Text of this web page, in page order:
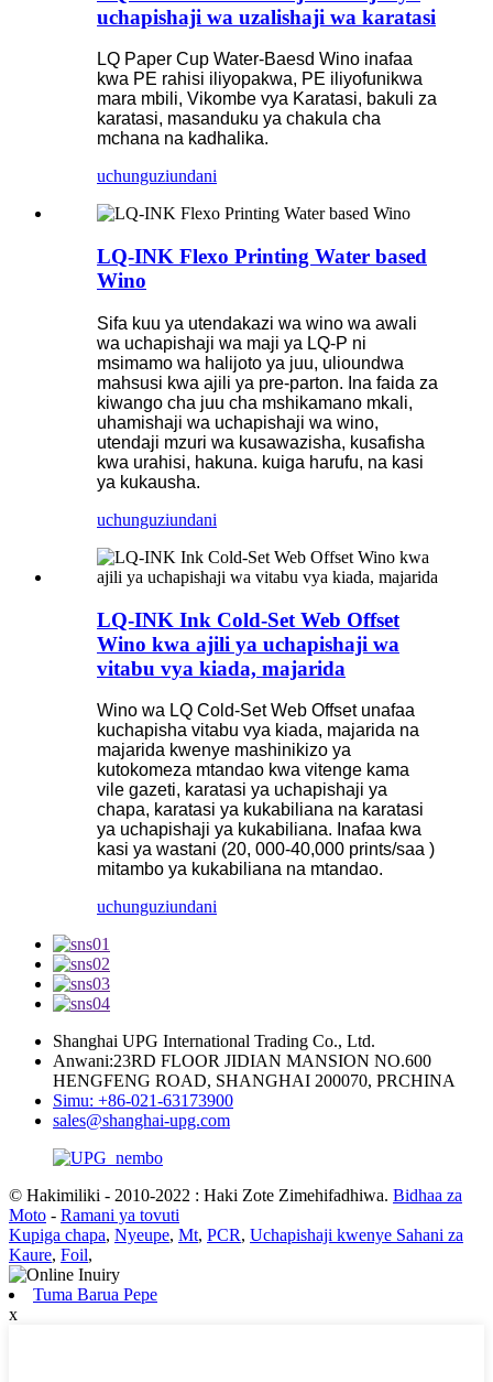
uchapishaji wa uzalishaji wa karatasi
LQ Paper Cup Water-Baesd Wino inafaa
kwa PE rahisi iliyopakwa, PE iliyofunikwa
mara mbili, Vikombe vya Karatasi, bakuli za
karatasi, masanduku ya chakula cha
mchana na kadhalika.
uchunguziundani
LQ-INK Flexo Printing Water based
Wino
Sifa kuu ya utendakazi wa wino wa awali
wa uchapishaji wa maji ya LQ-P ni
msimamo wa halijoto ya juu, ulioundwa
mahsusi kwa ajili ya pre-parton. Ina faida za
kiwango cha juu cha mshikamano mkali,
uhamishaji wa uchapishaji wa wino,
utendaji mzuri wa kusawazisha, kusafisha
kwa urahisi, hakuna. kuiga harufu, na kasi
ya kukausha.
uchunguziundani
LQ-INK Ink Cold-Set Web Offset
Wino kwa ajili ya uchapishaji wa
vitabu vya kiada, majarida
Wino wa LQ Cold-Set Web Offset unafaa
kuchapisha vitabu vya kiada, majarida na
majarida kwenye mashinikizo ya
kutokomeza mtandao kwa vitenge kama
vile gazeti, karatasi ya uchapishaji ya
chapa, karatasi ya kukabiliana na karatasi
ya uchapishaji ya kukabiliana. Inafaa kwa
kasi ya wastani (20, 000-40,000 prints/saa )
mitambo ya kukabiliana na mtandao.
uchunguziundani
Shanghai UPG International Trading Co., Ltd.
Anwani:23RD FLOOR JIDIAN MANSION NO.600
HENGFENG ROAD, SHANGHAI 200070, PRCHINA
Simu: +86-021-63173900
sales@shanghai-upg.com
© Hakimiliki - 2010-2022 : Haki Zote Zimehifadhiwa. Bidhaa za
Moto - Ramani ya tovuti
Kupiga chapa, Nyeupe, Mt, PCR, Uchapishaji kwenye Sahani za
Kaure, Foil,
Tuma Barua Pepe
x